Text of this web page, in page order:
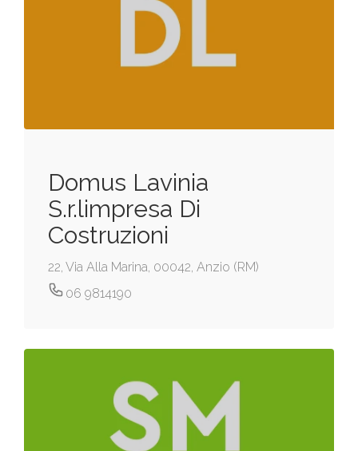
Domus Lavinia
S.r.limpresa Di
Costruzioni
22, Via Alla Marina, 00042, Anzio (RM)
06 9814190